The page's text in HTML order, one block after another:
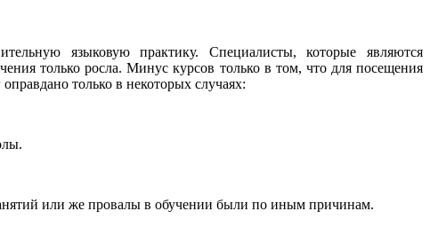
языковую практику. Специалисты, которые являются
только росла. Минус курсов только в том, что для посещения
только в некоторых случаях:
или же провалы в обучении были по иным причинам.